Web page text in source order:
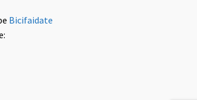
Bicifaidate